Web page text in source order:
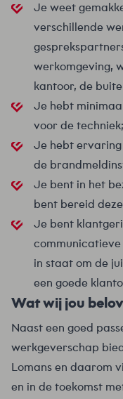
Je weet
verschillende
werkomgeving,
kantoor, de
Je hebt
voor de techniek;
Je hebt ervaring
de
Je bent in het
bent bereid
Je bent
in staat om de
een goede
Wat wij jou
Naast een goed
werkgeverschap
Lomans en daarom
en in de toekomst